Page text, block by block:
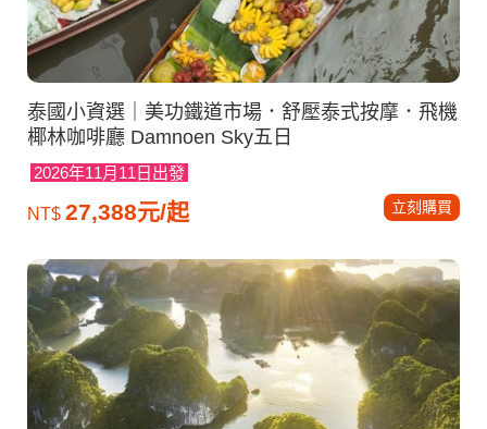
泰國小資選｜美功鐵道市場．舒壓泰式按摩．飛機
椰林咖啡廳 Damnoen Sky五日
2026年11月11日出發
NT$ 27,388元/起 立刻購買